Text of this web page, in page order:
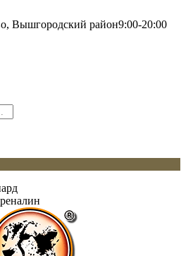
Вышгородский район9:00-20:00